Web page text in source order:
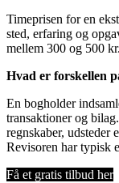
Timeprisen for en
sted, erfaring og
mellem 300 og 500
Hvad er forskellen
En bogholder
transaktioner og
regnskaber,
Revisoren har typisk
Få et gratis tilbud her